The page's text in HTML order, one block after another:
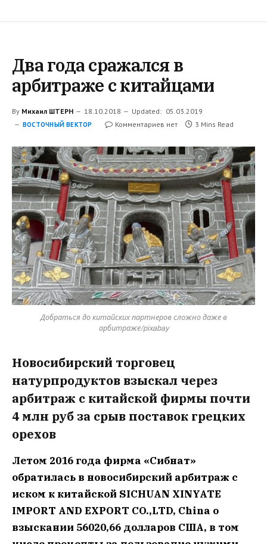
Два года сражался в
арбитраже с китайцами
By Михаил ШТЕРН 18.10.2018 Updated: 05.03.2019
ВОСТОЧНЫЙ ВЕКТОР Комментариев нет 3 Mins Read
Добраться до китайских партнеров сложно даже в
арбитраже/pixabay
Новосибирский торговец
натурпродуктов взыскал через
арбитраж с китайской фирмы почти
4 млн руб за срыв поставок грецких
орехов
Летом 2016 года фирма «Сибнат»
обратилась в новосибирский арбитраж с
иском к китайской SICHUAN XINYATE
IMPORT AND EXPORT CO.,LTD, China о
взыскании 56020,66 долларов США, в том